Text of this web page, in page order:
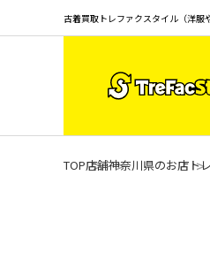
古着買取トレファクスタイル（洋服
TOP店舗神奈川県のお店 ト